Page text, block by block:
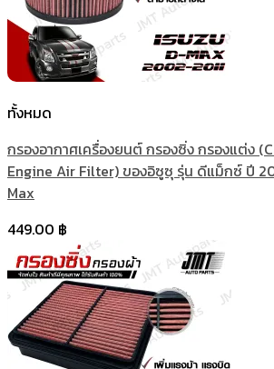
ทั้งหมด
กรองอากาศเครื่องยนต์ กรองซิ่ง กรองแต่ง
Engine Air Filter) ของอิซูซุ รุ่น ดีแม็กซ์ ปี
Max
449.00 ฿